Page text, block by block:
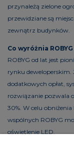
przynależą zielone
przewidziane są
zewnątrz budynków.
Co wyróżnia ROBYG
ROBYG od lat jest
rynku deweloperskim.
dodatkowych opłat,
rozwiązanie pozwala
30%. W celu
wspólnych ROBYG
oświetlenie LED.